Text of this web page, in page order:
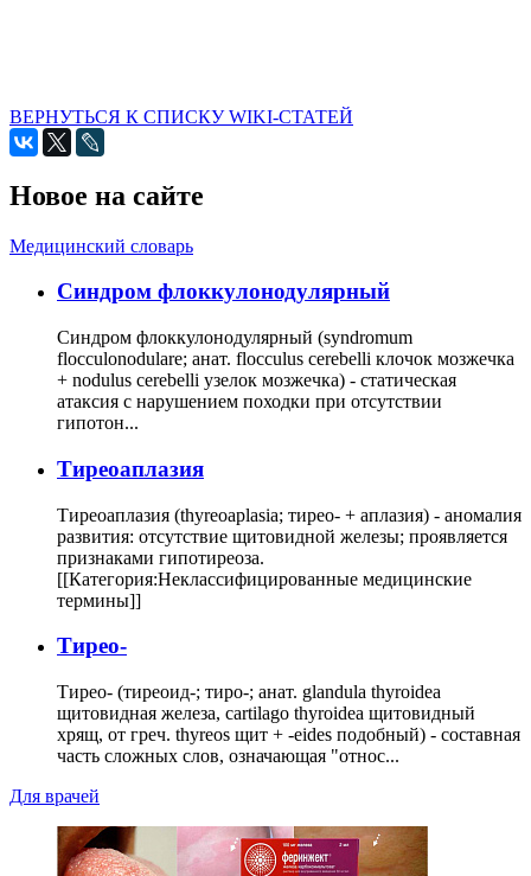
ВЕРНУТЬСЯ К СПИСКУ WIKI-СТАТЕЙ
Новое на сайте
Медицинский словарь
Cиндром флоккулонодулярный
Синдром флоккулонодулярный (syndromum
flocculonodulare; анат. flocculus cerebelli клочок мозжечка
+ nodulus cerebelli узелок мозжечка) - статическая
атаксия с нарушением походки при отсутствии
гипотон...
Тиреоаплазия
Тиреоаплазия (thyreoaplasia; тирео- + аплазия) - аномалия
развития: отсутствие щитовидной железы; проявляется
признаками гипотиреоза.
[[Категория:Неклассифицированные медицинские
термины]]
Тирео-
Тирео- (тиреоид-; тиро-; анат. glandula thyroidea
щитовидная железа, cartilago thyroidea щитовидный
хрящ, от греч. thyreos щит + -eides подобный) - составная
часть сложных слов, означающая "относ...
Для врачей